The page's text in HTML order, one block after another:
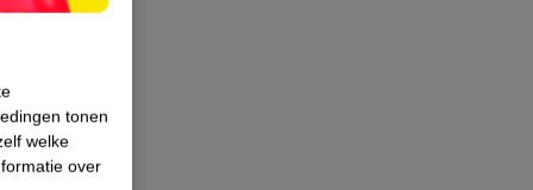
tonen
welke
over